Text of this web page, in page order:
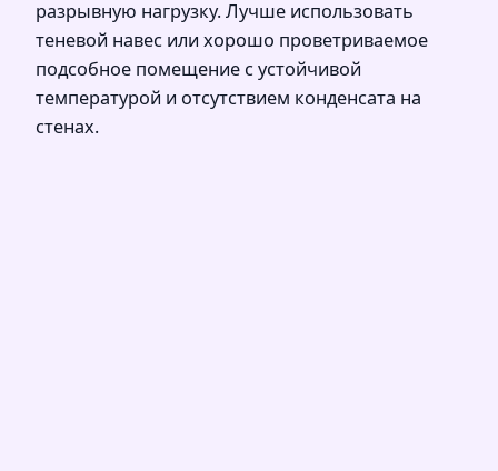
разрывную нагрузку. Лучше использовать
теневой навес или хорошо проветриваемое
подсобное помещение с устойчивой
температурой и отсутствием конденсата на
стенах.